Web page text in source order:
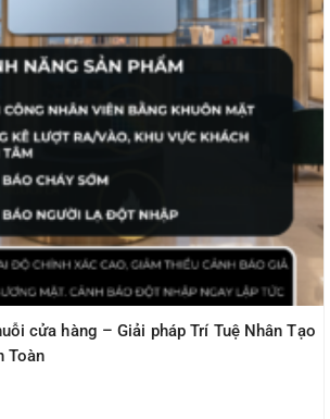
cửa hàng – Giải pháp Trí Tuệ Nhân Tạo
Toàn